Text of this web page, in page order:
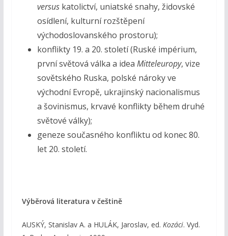
versuskatolictví, uniatské snahy, židovské
osídlení, kulturní rozštěpení
východoslovanského prostoru);
konflikty 19. a 20. století (Ruské impérium,
první světová válka a idea Mitteleuropy, vize
sovětského Ruska, polské nároky ve
východní Evropě, ukrajinský nacionalismus
a šovinismus, krvavé konflikty během druhé
světové války);
geneze současného konfliktu od konec 80.
let 20. století.
Výběrová literatura v češtině
AUSKÝ, Stanislav A. a HULÁK, Jaroslav, ed. Kozáci. Vyd.